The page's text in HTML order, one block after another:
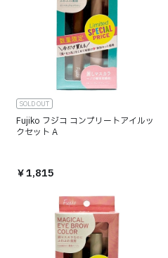
SOLD OUT
Fujiko フジコ コンプリートアイルッ
クセット A
￥1,815